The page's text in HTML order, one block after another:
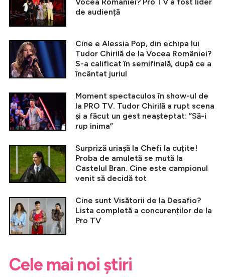
de audiență
Cine e Alessia Pop, din echipa lui
Tudor Chirilă de la Vocea României?
S-a calificat în semifinală, după ce a
încântat juriul
Moment spectaculos în show-ul de
la PRO TV. Tudor Chirilă a rupt scena
și a făcut un gest neașteptat: ”Să-i
rup inima”
Surpriză uriașă la Chefi la cuțite!
Proba de amuletă se mută la
Castelul Bran. Cine este campionul
venit să decidă tot
Cine sunt Visătorii de la Desafio?
Lista completă a concurenților de la
Pro TV
Cele mai noi știri